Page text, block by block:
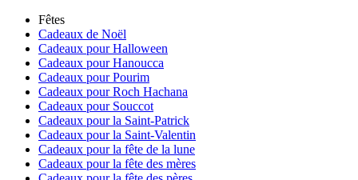
Fêtes
Cadeaux de Noël
Cadeaux pour Halloween
Cadeaux pour Hanoucca
Cadeaux pour Pourim
Cadeaux pour Roch Hachana
Cadeaux pour Souccot
Cadeaux pour la Saint-Patrick
Cadeaux pour la Saint-Valentin
Cadeaux pour la fête de la lune
Cadeaux pour la fête des mères